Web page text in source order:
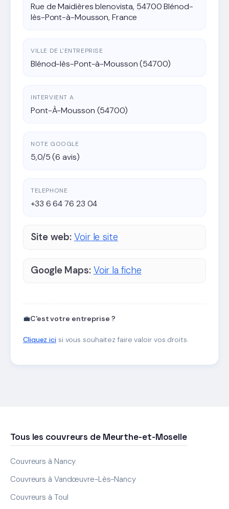
Rue de Maidières blenovista, 54700 Blénod-
lès-Pont-à-Mousson, France
VILLE DE L'ENTREPRISE
Blénod-lès-Pont-à-Mousson (54700)
INTERVIENT A
Pont-À-Mousson (54700)
NOTE GOOGLE
5,0/5 (6 avis)
TELEPHONE
+33 6 64 76 23 04
Site web: Voir le site
Google Maps: Voir la fiche
💼C'est votre entreprise ?
Cliquez icisi vous souhaitez faire valoir vos droits.
Tous les couvreurs de Meurthe-et-Moselle
Couvreurs à Nancy
Couvreurs à Vandœuvre-Lès-Nancy
Couvreurs à Toul